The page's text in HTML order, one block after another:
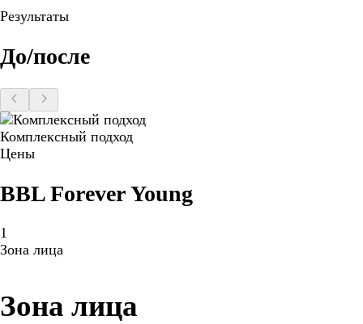
Результаты
До/после
Комплексный подход
Цены
BBL Forever Young
1
Зона лица
Зона лица